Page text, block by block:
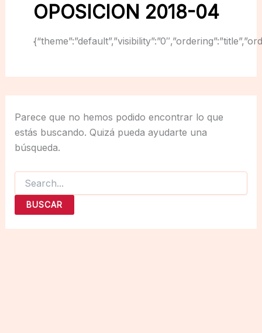
OPOSICION 2018-04
Parece que no hemos podido encontrar lo que
estás buscando. Quizá pueda ayudarte una
búsqueda.
Buscar
por: